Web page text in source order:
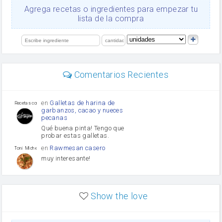
Ajos
Levadura
limón
Agrega recetas o ingredientes para empezar tu
lista de la compra
Comentarios Recientes
Recetas con sazon
en Galletas de harina de
garbanzos, cacao y nueces
pecanas
Qué buena pinta! Tengo que
probar estas galletas.
Toni Michel Caubet
en Rawmesan casero
muy interesante!
enLasaña casera fácil y
Show the love